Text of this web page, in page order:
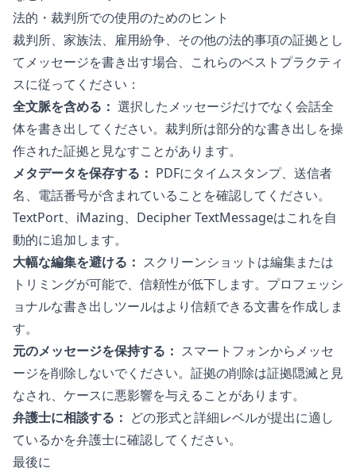
法的・裁判所での使用のためのヒント
裁判所、家族法、雇用紛争、その他の法的事項の証拠とし
てメッセージを書き出す場合、これらのベストプラクティ
スに従ってください：
全文脈を含める： 選択したメッセージだけでなく会話全
体を書き出してください。裁判所は部分的な書き出しを操
作された証拠と見なすことがあります。
メタデータを保存する： PDFにタイムスタンプ、送信者
名、電話番号が含まれていることを確認してください。
TextPort、iMazing、Decipher TextMessageはこれを自
動的に追加します。
大幅な編集を避ける： スクリーンショットは編集または
トリミングが可能で、信頼性が低下します。プロフェッシ
ョナルな書き出しツールはより信頼できる文書を作成しま
す。
元のメッセージを保持する： スマートフォンからメッセ
ージを削除しないでください。証拠の削除は証拠隠滅と見
なされ、ケースに悪影響を与えることがあります。
弁護士に相談する： どの形式と詳細レベルが提出に適し
ているかを弁護士に確認してください。
最後に